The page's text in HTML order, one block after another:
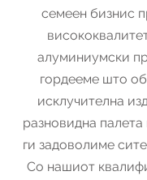
семеен бизнис
алуминиумски
гордееме што
исклучителна
разновидна
ги задоволиме
Со нашиот